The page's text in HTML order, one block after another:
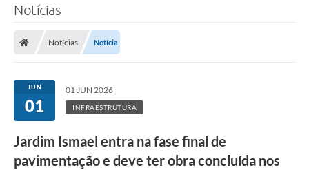
Notícias
Notícias Notícia
JUN
01
01 JUN 2026
INFRAESTRUTURA
Jardim Ismael entra na fase final de
pavimentação e deve ter obra concluída nos